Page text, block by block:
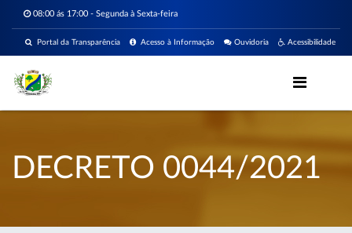
08:00 ás 17:00 - Segunda à Sexta-feira
Acessibilidade
Ouvidoria
Acesso à Informação
Portal da Transparência
DECRETO 0044/2021